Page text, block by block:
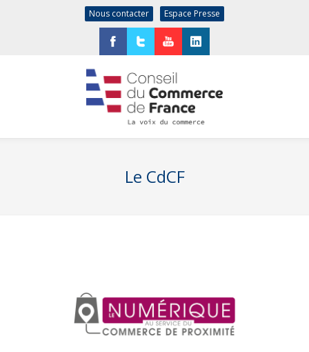
Nous contacter Espace Presse
Le CdCF